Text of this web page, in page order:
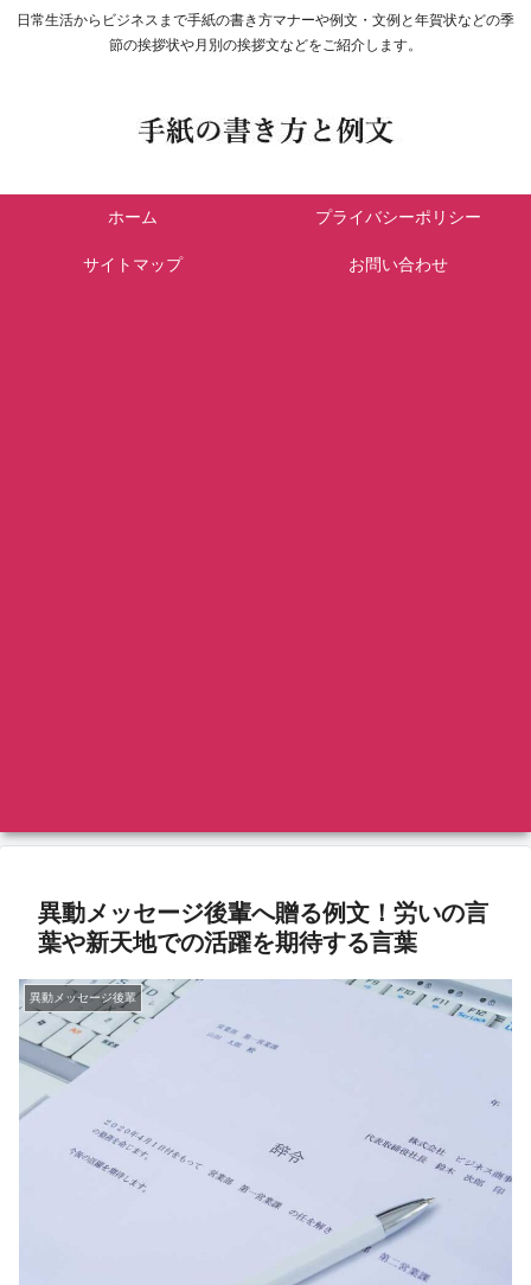
日常生活からビジネスまで手紙の書き方マナーや例文・文例と年賀状などの季
節の挨拶状や月別の挨拶文などをご紹介します。
ホーム プライバシーポリシー
サイトマップ お問い合わせ
異動メッセージ後輩へ贈る例文！労いの言
葉や新天地での活躍を期待する言葉
異動メッセージ後輩